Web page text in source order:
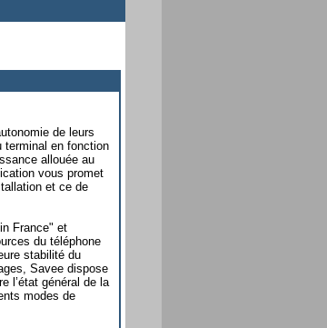
de leurs
terminal en fonction
allouée au
vous promet
et ce de
France" et
du téléphone
stabilité du
Savee dispose
l’état général de la
modes de